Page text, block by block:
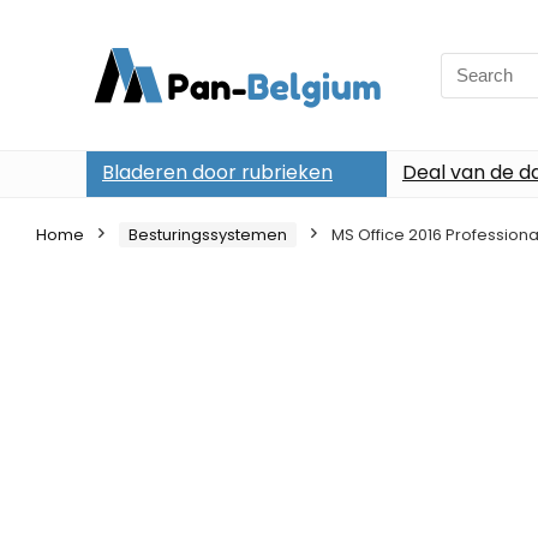
Search
for:
Bladeren door rubrieken Deal van de
Home Besturingssystemen MS Office 2016